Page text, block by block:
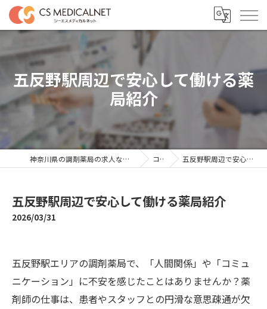
五反野駅周辺で安心して働ける薬
局紹介
神奈川県の調剤薬局の求人ならシーエスメディカルネット コラム 五反野駅周辺で安心して働ける薬局紹介
五反野駅周辺で安心して働ける薬局紹介
2026/03/31
五反野駅エリアの調剤薬局で、「人間関係」や「コミュ
ニケーション」に不安を感じたことはありませんか？薬
剤師の仕事は、患者やスタッフとの円滑な意思疎通が欠